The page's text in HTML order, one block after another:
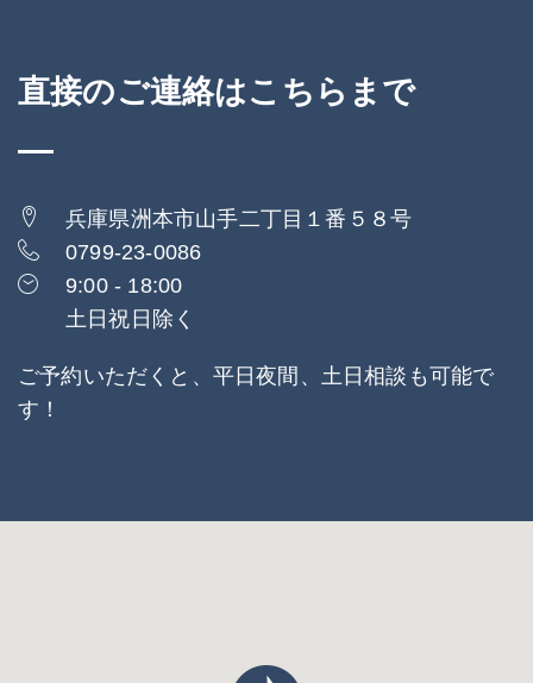
直接のご連絡はこちらまで
兵庫県洲本市山手二丁目１番５８号
0799-23-0086
9:00 - 18:00
土日祝日除く
ご予約いただくと、平日夜間、土日相談も可能で
す！